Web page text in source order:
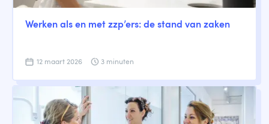
Werken als en met zzp’ers: de stand van zaken
12 maart 2026 3 minuten